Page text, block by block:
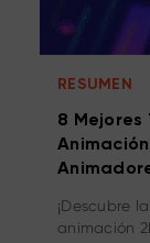
RESUMEN
8
¡Descubre
animación